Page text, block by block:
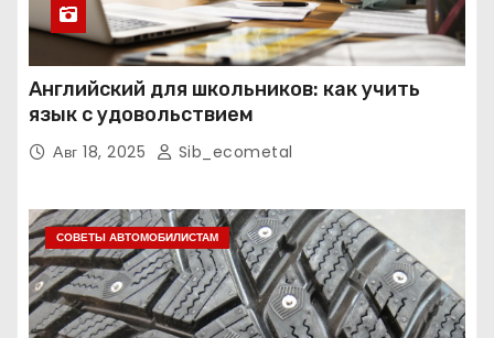
Английский для школьников: как учить
язык с удовольствием
Авг 18, 2025 Sib_ecometal
СОВЕТЫ АВТОМОБИЛИСТАМ